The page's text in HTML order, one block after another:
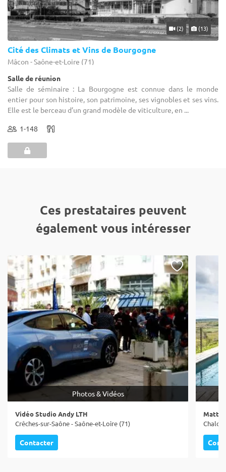
(2) (13)
Cité des Climats et Vins de Bourgogne
Mâcon - Saône-et-Loire (71)
Salle de réunion
Salle de séminaire : La Bourgogne est connue dans le monde
entier pour son histoire, son patrimoine, ses vignobles et ses vins.
Elle est le berceau d’un grand modèle de viticulture, en ...
1-148
Ces prestataires peuvent
également vous intéresser
Photos & Vidéos
Vidéo Studio Andy LTH
Crêches-sur-Saône - Saône-et-Loire (71)
Contacter